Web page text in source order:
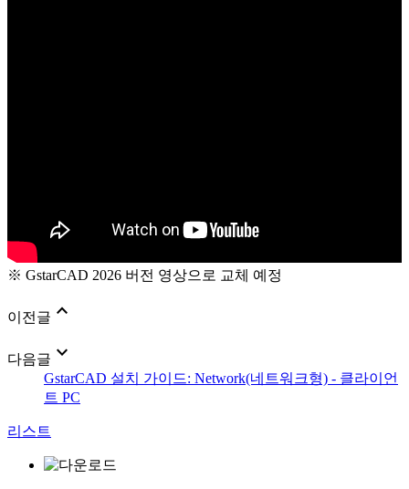
※ GstarCAD 2026 버전 영상으로 교체 예정
이전글 expand_less
다음글 expand_more
GstarCAD 설치 가이드: Network(네트워크형) - 클라이언
트 PC
리스트